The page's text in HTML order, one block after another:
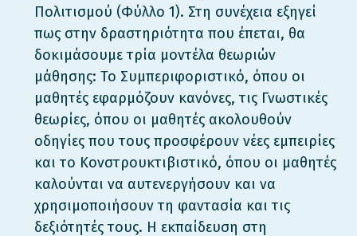
Πολιτισμού (Φύλλο 1). Στη συνέχεια εξηγεί
πως στην δραστηριότητα που έπεται, θα
δοκιμάσουμε τρία μοντέλα θεωριών
μάθησης: Το Συμπεριφοριστικό, όπου οι
μαθητές εφαρμόζουν κανόνες, τις Γνωστικές
θεωρίες, όπου οι μαθητές ακολουθούν
οδηγίες που τους προσφέρουν νέες εμπειρίες
και το Κονστρουκτιβιστικό, όπου οι μαθητές
καλούνται να αυτενεργήσουν και να
χρησιμοποιήσουν τη φαντασία και τις
δεξιότητές τους. Η εκπαίδευση στη